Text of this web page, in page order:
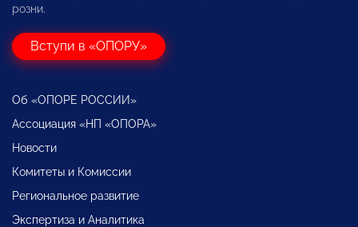
розни.
Вступи в «ОПОРУ»
Об «ОПОРЕ РОССИИ»
Ассоциация «НП «ОПОРА»
Новости
Комитеты и Комиссии
Региональное развитие
Экспертиза и Аналитика